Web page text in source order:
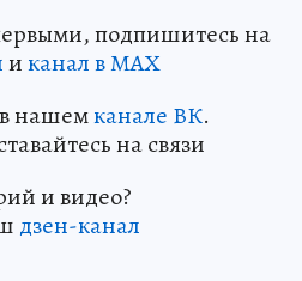
подпишитесь на
иканал в МАХ
нашемканале ВК.
на связи
и видео?
дзен-канал